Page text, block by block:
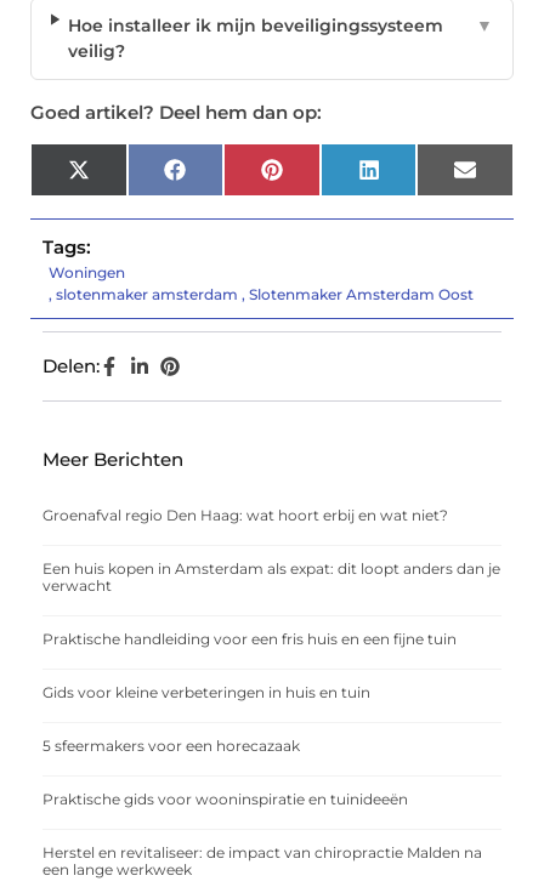
Hoe installeer ik mijn beveiligingssysteem
veilig?
▼
Goed artikel? Deel hem dan op:
X
(Twitter)
Facebook Pinterest LinkedIn Email
Tags:
Woningen
, slotenmaker amsterdam , Slotenmaker Amsterdam Oost
Delen:
Meer Berichten
Groenafval regio Den Haag: wat hoort erbij en wat niet?
Een huis kopen in Amsterdam als expat: dit loopt anders dan je
verwacht
Praktische handleiding voor een fris huis en een fijne tuin
Gids voor kleine verbeteringen in huis en tuin
5 sfeermakers voor een horecazaak
Praktische gids voor wooninspiratie en tuinideeën
Herstel en revitaliseer: de impact van chiropractie Malden na
een lange werkweek